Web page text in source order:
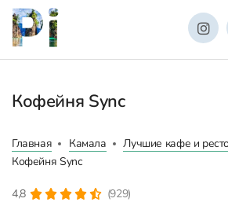
Кофейня Sync
Главная Камала
Лучшие кафе и
Кофейня Sync
4,8 (929)